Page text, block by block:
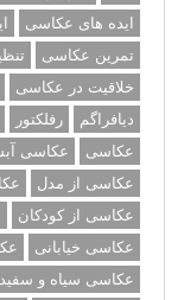
ایده های عکاسی
تمرین عکاسی
خلاقیت در عکاسی
دیافراگم
رفلکتور
عکاسی
عکاسی
عکاسی از مدل
عکاسی از کودکان
عکاسی خیابانی
عکاسی سیاه و سفید